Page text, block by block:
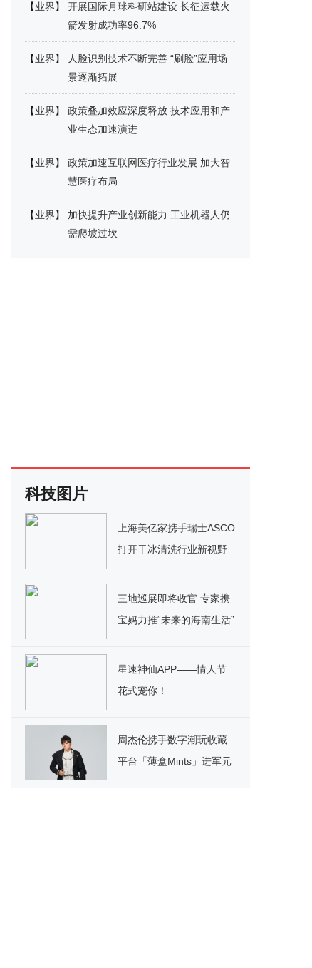
【业界】
开展国际月球科研站建设 长征运载火
箭发射成功率96.7%
【业界】
人脸识别技术不断完善 “刷脸”应用场
景逐渐拓展
【业界】
政策叠加效应深度释放 技术应用和产
业生态加速演进
【业界】
政策加速互联网医疗行业发展 加大智
慧医疗布局
【业界】
加快提升产业创新能力 工业机器人仍
需爬坡过坎
科技图片
上海美亿家携手瑞士ASCO
打开干冰清洗行业新视野
三地巡展即将收官 专家携
宝妈力推“未来的海南生活”
星速神仙APP——情人节
花式宠你！
周杰伦携手数字潮玩收藏
平台「薄盒Mints」进军元